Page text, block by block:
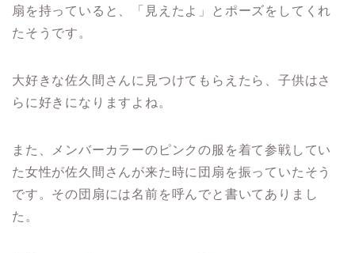
扇を持っていると、「見えたよ」とポーズをしてくれ
たそうです。
大好きな佐久間さんに見つけてもらえたら、子供はさ
らに好きになりますよね。
また、メンバーカラーのピンクの服を着て参戦してい
た女性が佐久間さんが来た時に団扇を振っていたそう
です。その団扇には名前を呼んでと書いてありまし
た。